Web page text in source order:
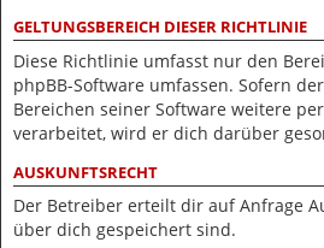
GELTUNGSBEREICH DIESER RICHTLINIE
Diese Richtlinie umfasst nur den
phpBB-Software umfassen. Sofern
Bereichen seiner Software weitere
verarbeitet, wird er dich darüber
AUSKUNFTSRECHT
Der Betreiber erteilt dir auf Anfrage
über dich gespeichert sind.